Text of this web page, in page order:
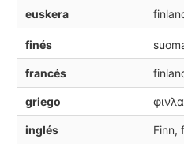
euskera
finés
francés
griego
inglés Finn,